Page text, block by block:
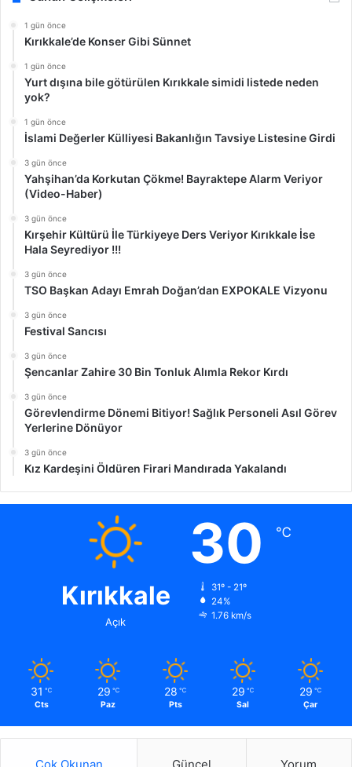
1 gün önce
Kırıkkale’de Konser Gibi Sünnet
1 gün önce
Yurt dışına bile götürülen Kırıkkale simidi listede neden
yok?
1 gün önce
İslami Değerler Külliyesi Bakanlığın Tavsiye Listesine Girdi
3 gün önce
Yahşihan’da Korkutan Çökme! Bayraktepe Alarm Veriyor
(Video-Haber)
3 gün önce
Kırşehir Kültürü İle Türkiyeye Ders Veriyor Kırıkkale İse
Hala Seyrediyor !!!
3 gün önce
TSO Başkan Adayı Emrah Doğan’dan EXPOKALE Vizyonu
3 gün önce
Festival Sancısı
3 gün önce
Şencanlar Zahire 30 Bin Tonluk Alımla Rekor Kırdı
3 gün önce
Görevlendirme Dönemi Bitiyor! Sağlık Personeli Asıl Görev
Yerlerine Dönüyor
3 gün önce
Kız Kardeşini Öldüren Firari Mandırada Yakalandı
Kırıkkale
Açık
30 ℃
31º - 21º
24%
1.76 km/s
31 ℃
Cts
29 ℃
Paz
28 ℃
Pts
29 ℃
Sal
29 ℃
Çar